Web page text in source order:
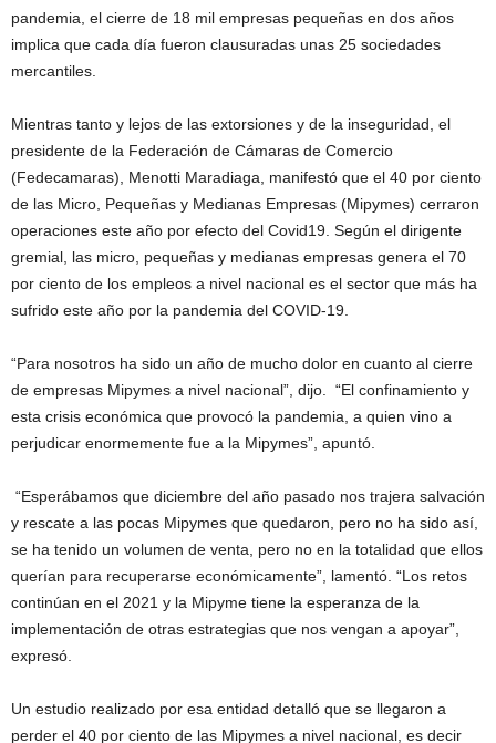
pandemia, el cierre de 18 mil empresas pequeñas en dos años
implica que cada día fueron clausuradas unas 25 sociedades
mercantiles.
Mientras tanto y lejos de las extorsiones y de la inseguridad, el
presidente de la Federación de Cámaras de Comercio
(Fedecamaras), Menotti Maradiaga, manifestó que el 40 por ciento
de las Micro, Pequeñas y Medianas Empresas (Mipymes) cerraron
operaciones este año por efecto del Covid19. Según el dirigente
gremial, las micro, pequeñas y medianas empresas genera el 70
por ciento de los empleos a nivel nacional es el sector que más ha
sufrido este año por la pandemia del COVID-19.
“Para nosotros ha sido un año de mucho dolor en cuanto al cierre
de empresas Mipymes a nivel nacional”, dijo. “El confinamiento y
esta crisis económica que provocó la pandemia, a quien vino a
perjudicar enormemente fue a la Mipymes”, apuntó.
“Esperábamos que diciembre del año pasado nos trajera salvación
y rescate a las pocas Mipymes que quedaron, pero no ha sido así,
se ha tenido un volumen de venta, pero no en la totalidad que ellos
querían para recuperarse económicamente”, lamentó. “Los retos
continúan en el 2021 y la Mipyme tiene la esperanza de la
implementación de otras estrategias que nos vengan a apoyar”,
expresó.
Un estudio realizado por esa entidad detalló que se llegaron a
perder el 40 por ciento de las Mipymes a nivel nacional, es decir